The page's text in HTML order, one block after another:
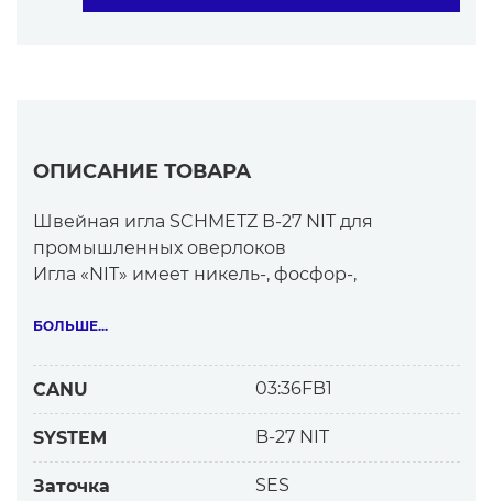
ОПИСАНИЕ ТОВАРА
Швейная игла SCHMETZ В-27 NIT для
промышленных оверлоков
Игла «NIT» имеет никель-, фосфор-,
коррозийной стойкостью. Стандартное
умолчанию).
Назначение иглы
Игла В-27 NIT разработана для улучшения
скольжения иглы и проникновения в
БОЛЬШЕ...
CANU 03:36FB1
SYSTEM B-27 NIT
Заточка SES